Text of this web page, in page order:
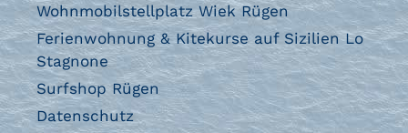
Wohnmobilstellplatz Wiek Rügen
Ferienwohnung & Kitekurse auf Sizilien Lo
Stagnone
Surfshop Rügen
Datenschutz